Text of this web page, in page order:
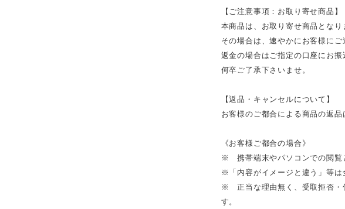
【ご注意事項：お取り寄せ商品】
本商品は、お取り寄せ商品とな
その場合は、速やかにお客様に
返金の場合はご指定の口座にお振
何卒ご了承下さいませ。
【返品・キャンセルについて】
お客様のご都合による商品の返
《お客様ご都合の場合》
※ 携帯端末やパソコンでの閲覧
※「内容がイメージと違う」等は
※ 正当な理由無く、受取拒否・
す。